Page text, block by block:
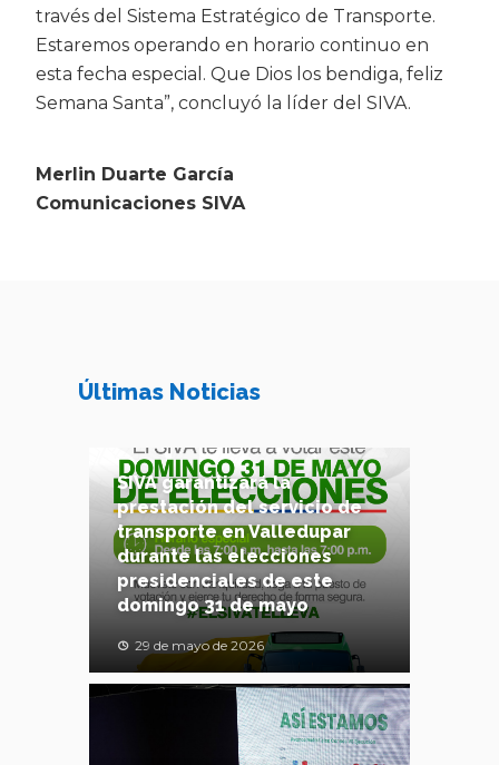
través del Sistema Estratégico de Transporte.
Estaremos operando en horario continuo en
esta fecha especial. Que Dios los bendiga, feliz
Semana Santa”, concluyó la líder del SIVA.
Merlin Duarte García
Comunicaciones SIVA
Últimas Noticias
SIVA garantizará la
prestación del servicio de
transporte en Valledupar
durante las elecciones
presidenciales de este
domingo 31 de mayo
29 de mayo de 2026